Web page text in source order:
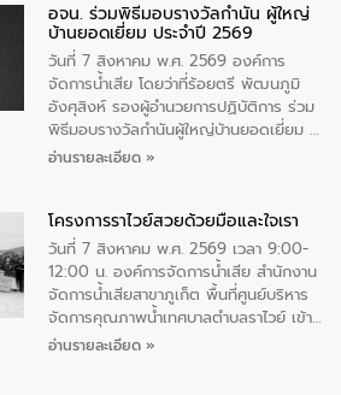
ทิพย์คำ รองผู้ว่าราชการจังหวัดมุกดาหาร
เป็นประธานในพิธี ณ เรือนจําชั่วคราวนาโสก
ตําบลนาโสก อําเภอเมืองมุกดาหาร จังหวัด
มุกดาหาร โดยในกิจกรรมได้ร่วมปลูกป่า และ
ทําความสะอาดภายในบริเวณ จัดกิจกรรม
เพื่อถวายเป็นพระราชกุศล สมเด็จพระนาง
เจ้าสิริกิติ์พระบรมราชินีนาถ พระบรมราช
อจน. ร่วมพิธีมอบรางวัลกำนัน ผู้ใหญ่
บ้านยอดเยี่ยม ประจำปี 2569
วันที่ 7 สิงหาคม พ.ศ. 2569 องค์การ
จัดการน้ำเสีย โดยว่าที่ร้อยตรี พัฒนภูมิ
อังศุสิงห์ รองผู้อำนวยการปฏิบัติการ ร่วม
พิธีมอบรางวัลกำนันผู้ใหญ่บ้านยอดเยี่ยม ณ
ทำเนียบรัฐบาล โดยมีนายอนุทิน ชาญวีรกูล
ทองคำและประกาศเกียรติคุณให้แก่ กำนัน
ผู้ใหญ่บ้านยอดเยี่ยม พร้อมกล่าวชื่นชม ให้
โอวาท และมอบนโยบาย
อ่านรายละเอียด »
โครงการราไวย์สวยด้วยมือและใจเรา
วันที่ 7 สิงหาคม พ.ศ. 2569 เวลา 9:00-
12:00 น. องค์การจัดการน้ำเสีย สำนักงาน
จัดการน้ำเสียสาขาภูเก็ต พื้นที่ศูนย์บริหาร
จัดการคุณภาพน้ำเทศบาลตำบลราไวย์ เข้า
ร่วมโครงการราไวย์สวยด้วยมือและใจเรา
อ่านรายละเอียด »